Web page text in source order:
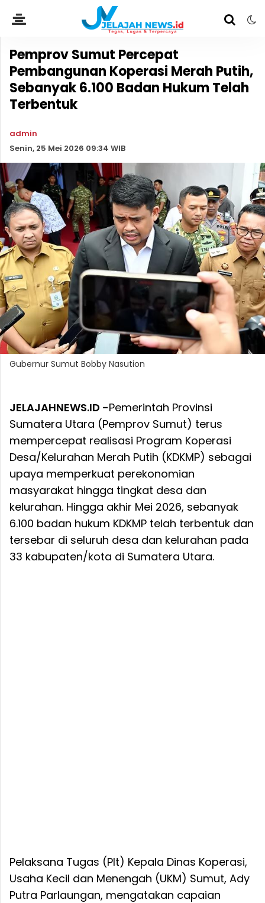
Pemprov Sumut Percepat
Pembangunan Koperasi Merah Putih,
Sebanyak 6.100 Badan Hukum Telah
Terbentuk
admin
Senin, 25 Mei 2026 09:34 WIB
Gubernur Sumut Bobby Nasution
JELAJAHNEWS.ID -Pemerintah Provinsi
Sumatera Utara (Pemprov Sumut) terus
mempercepat realisasi Program Koperasi
Desa/Kelurahan Merah Putih (KDKMP) sebagai
upaya memperkuat perekonomian
masyarakat hingga tingkat desa dan
kelurahan. Hingga akhir Mei 2026, sebanyak
6.100 badan hukum KDKMP telah terbentuk dan
tersebar di seluruh desa dan kelurahan pada
33 kabupaten/kota di Sumatera Utara.
Pelaksana Tugas (Plt) Kepala Dinas Koperasi,
Usaha Kecil dan Menengah (UKM) Sumut, Ady
Putra Parlaungan, mengatakan capaian